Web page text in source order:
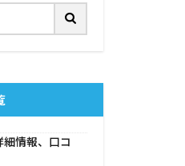
情報、口コ